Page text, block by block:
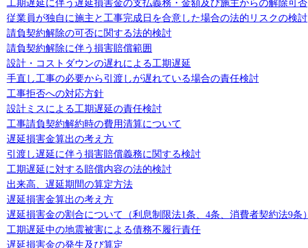
工期遅延に伴う遅延損害金の支払義務・金額及び施主からの解除可否
従業員が独自に施主と工事完成日を合意した場合の法的リスクの検討
請負契約解除の可否に関する法的検討
請負契約解除に伴う損害賠償範囲
設計・コストダウンの遅れによる工期遅延
手直し工事の必要から引渡しが遅れている場合の責任検討
工事拒否への対応方針
設計ミスによる工期遅延の責任検討
工事請負契約解約時の費用清算について
遅延損害金算出の考え方
引渡し遅延に伴う損害賠償義務に関する検討
工期遅延に対する賠償内容の法的検討
出来高、遅延期間の算定方法
遅延損害金算出の考え方
遅延損害金の割合について（利息制限法1条、4条、消費者契約法9条）
工期遅延中の地震被害による債務不履行責任
遅延損害金の発生及び算定